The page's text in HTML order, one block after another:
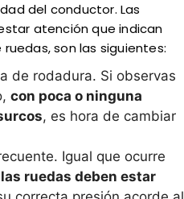
del conductor. Las
atención que indican
son las siguientes:
de rodadura. Si observas
con poca o ninguna
, es hora de cambiar
Igual que ocurre
las ruedas deben estar